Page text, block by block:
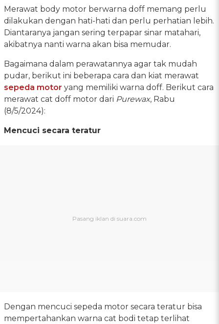
Merawat body motor berwarna doff memang perlu
dilakukan dengan hati-hati dan perlu perhatian lebih.
Diantaranya jangan sering terpapar sinar matahari,
akibatnya nanti warna akan bisa memudar.
Bagaimana dalam perawatannya agar tak mudah
pudar, berikut ini beberapa cara dan kiat merawat
sepeda motor yang memiliki warna doff. Berikut cara
merawat cat doff motor dari Purewax, Rabu
(8/5/2024):
Mencuci secara teratur
Dengan mencuci sepeda motor secara teratur bisa
mempertahankan warna cat bodi tetap terlihat